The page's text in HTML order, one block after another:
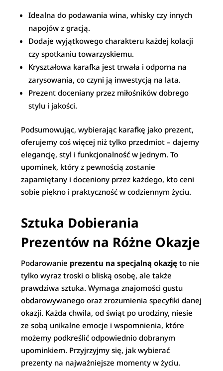
Idealna do podawania wina, whisky czy innych
napojów z gracją.
Dodaje wyjątkowego charakteru każdej kolacji
czy spotkaniu towarzyskiemu.
Kryształowa karafka jest trwała i odporna na
zarysowania, co czyni ją inwestycją na lata.
Prezent doceniany przez miłośników dobrego
stylu i jakości.
Podsumowując, wybierając karafkę jako prezent,
oferujemy coś więcej niż tylko przedmiot – dajemy
elegancję, styl i funkcjonalność w jednym. To
upominek, który z pewnością zostanie
zapamiętany i doceniony przez każdego, kto ceni
sobie piękno i praktyczność w codziennym życiu.
Sztuka Dobierania
Prezentów na Różne Okazje
Podarowanie prezentu na specjalną okazję to nie
tylko wyraz troski o bliską osobę, ale także
prawdziwa sztuka. Wymaga znajomości gustu
obdarowywanego oraz zrozumienia specyfiki danej
okazji. Każda chwila, od świąt po urodziny, niesie
ze sobą unikalne emocje i wspomnienia, które
możemy podkreślić odpowiednio dobranym
upominkiem. Przyjrzyjmy się, jak wybierać
prezenty na najważniejsze momenty w życiu.